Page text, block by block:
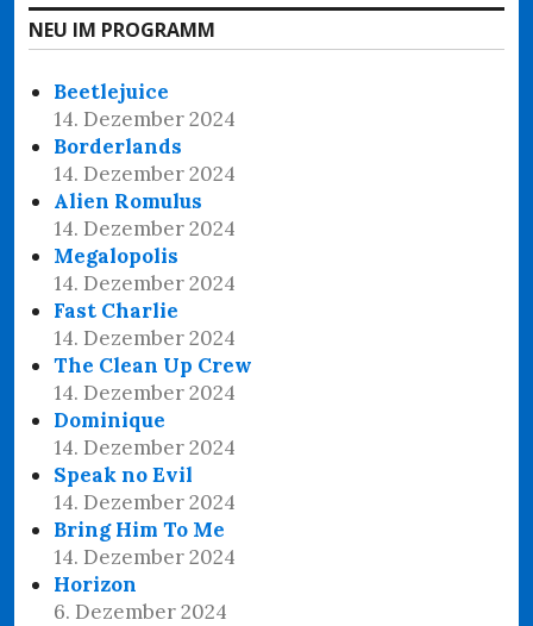
NEU IM PROGRAMM
Beetlejuice
14. Dezember 2024
Borderlands
14. Dezember 2024
Alien Romulus
14. Dezember 2024
Megalopolis
14. Dezember 2024
Fast Charlie
14. Dezember 2024
The Clean Up Crew
14. Dezember 2024
Dominique
14. Dezember 2024
Speak no Evil
14. Dezember 2024
Bring Him To Me
14. Dezember 2024
Horizon
6. Dezember 2024